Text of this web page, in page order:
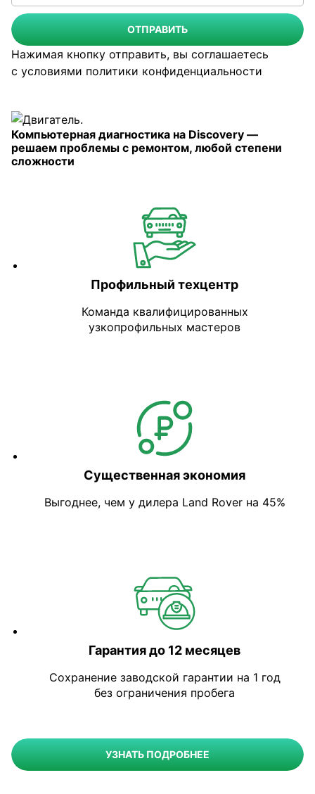
ОТПРАВИТЬ
Нажимая кнопку отправить, вы соглашаетесь
с условиями политики конфиденциальности
Компьютерная диагностика на Discovery —
решаем проблемы с ремонтом, любой степени
сложности
Профильный техцентр
Команда квалифицированных
узкопрофильных мастеров
Существенная экономия
Выгоднее, чем у дилера Land Rover на 45%
Гарантия до 12 месяцев
Сохранение заводской гарантии на 1 год
без ограничения пробега
УЗНАТЬ ПОДРОБНЕЕ